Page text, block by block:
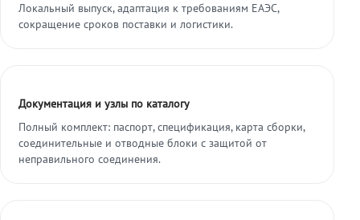
Локальный выпуск, адаптация к требованиям ЕАЭС,
сокращение сроков поставки и логистики.
Документация и узлы по каталогу
Полный комплект: паспорт, спецификация, карта сборки,
соединительные и отводные блоки с защитой от
неправильного соединения.